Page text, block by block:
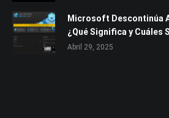
Microsoft Descontinúa
¿Qué Significa y Cuáles
Abril 29, 2025